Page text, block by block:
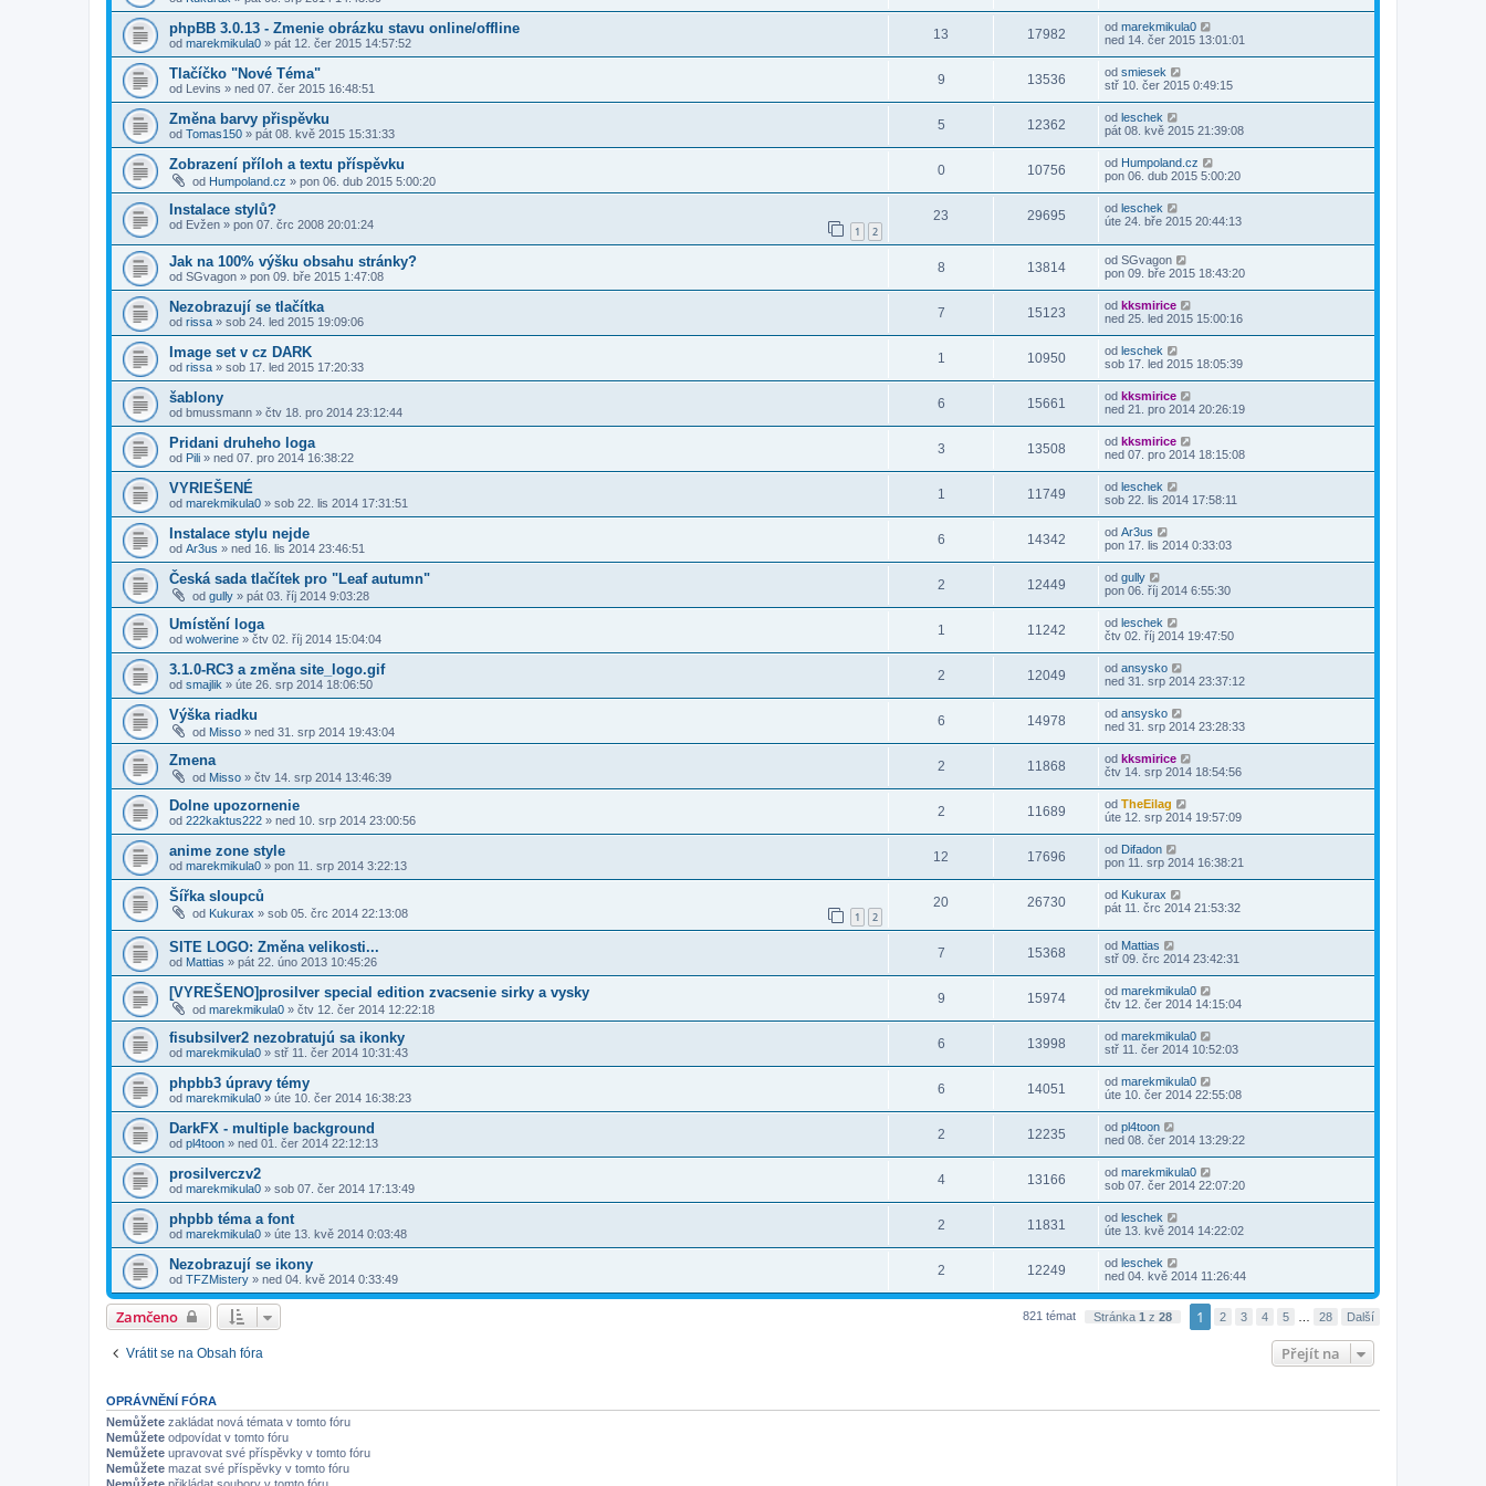
phpBB 3.0.13 - Zmenie obrázku stavu online/offline
od marekmikula0 » pát 12. čer 2015 14:57:52
13 17982 od marekmikula0
ned 14. čer 2015 13:01:01
Tlačíčko "Nové Téma"
od Levins » ned 07. čer 2015 16:48:51
9 13536 od smiesek
stř 10. čer 2015 0:49:15
Změna barvy přispěvku
od Tomas150 » pát 08. kvě 2015 15:31:33
5 12362 od leschek
pát 08. kvě 2015 21:39:08
Zobrazení příloh a textu příspěvku
od Humpoland.cz » pon 06. dub 2015 5:00:20
0 10756 od Humpoland.cz
pon 06. dub 2015 5:00:20
Instalace stylů?
od Evžen » pon 07. črc 2008 20:01:24 1 2
23 29695 od leschek
úte 24. bře 2015 20:44:13
Jak na 100% výšku obsahu stránky?
od SGvagon » pon 09. bře 2015 1:47:08
8 13814 od SGvagon
pon 09. bře 2015 18:43:20
Nezobrazují se tlačítka
od rissa » sob 24. led 2015 19:09:06
7 15123 od kksmirice
ned 25. led 2015 15:00:16
Image set v cz DARK
od rissa » sob 17. led 2015 17:20:33
1 10950 od leschek
sob 17. led 2015 18:05:39
šablony
od bmussmann » čtv 18. pro 2014 23:12:44
6 15661 od kksmirice
ned 21. pro 2014 20:26:19
Pridani druheho loga
od Pili » ned 07. pro 2014 16:38:22
3 13508 od kksmirice
ned 07. pro 2014 18:15:08
VYRIEŠENÉ
od marekmikula0 » sob 22. lis 2014 17:31:51
1 11749 od leschek
sob 22. lis 2014 17:58:11
Instalace stylu nejde
od Ar3us » ned 16. lis 2014 23:46:51
6 14342 od Ar3us
pon 17. lis 2014 0:33:03
Česká sada tlačítek pro "Leaf autumn"
od gully » pát 03. říj 2014 9:03:28
2 12449 od gully
pon 06. říj 2014 6:55:30
Umístění loga
od wolwerine » čtv 02. říj 2014 15:04:04
1 11242 od leschek
čtv 02. říj 2014 19:47:50
3.1.0-RC3 a změna site_logo.gif
od smajlik » úte 26. srp 2014 18:06:50
2 12049 od ansysko
ned 31. srp 2014 23:37:12
Výška riadku
od Misso » ned 31. srp 2014 19:43:04
6 14978 od ansysko
ned 31. srp 2014 23:28:33
Zmena
od Misso » čtv 14. srp 2014 13:46:39
2 11868 od kksmirice
čtv 14. srp 2014 18:54:56
Dolne upozornenie
od 222kaktus222 » ned 10. srp 2014 23:00:56
2 11689 od TheEilag
úte 12. srp 2014 19:57:09
anime zone style
od marekmikula0 » pon 11. srp 2014 3:22:13
12 17696 od Difadon
pon 11. srp 2014 16:38:21
Šířka sloupců
od Kukurax » sob 05. črc 2014 22:13:08 1 2
20 26730 od Kukurax
pát 11. črc 2014 21:53:32
SITE LOGO: Změna velikosti...
od Mattias » pát 22. úno 2013 10:45:26
7 15368 od Mattias
stř 09. črc 2014 23:42:31
[VYREŠENO]prosilver special edition zvacsenie sirky a vysky
od marekmikula0 » čtv 12. čer 2014 12:22:18
9 15974 od marekmikula0
čtv 12. čer 2014 14:15:04
fisubsilver2 nezobratujú sa ikonky
od marekmikula0 » stř 11. čer 2014 10:31:43
6 13998 od marekmikula0
stř 11. čer 2014 10:52:03
phpbb3 úpravy témy
od marekmikula0 » úte 10. čer 2014 16:38:23
6 14051 od marekmikula0
úte 10. čer 2014 22:55:08
DarkFX - multiple background
od pl4toon » ned 01. čer 2014 22:12:13
2 12235 od pl4toon
ned 08. čer 2014 13:29:22
prosilverczv2
od marekmikula0 » sob 07. čer 2014 17:13:49
4 13166 od marekmikula0
sob 07. čer 2014 22:07:20
phpbb téma a font
od marekmikula0 » úte 13. kvě 2014 0:03:48
2 11831 od leschek
úte 13. kvě 2014 14:22:02
Nezobrazují se ikony
od TFZMistery » ned 04. kvě 2014 0:33:49
2 12249 od leschek
ned 04. kvě 2014 11:26:44
Zamčeno 821 témat Stránka 1 z 28 1 2 3 4 5 28 Další
Vrátit se na Obsah fóra Přejít na
OPRÁVNĚNÍ FÓRA
Nemůžete zakládat nová témata v tomto fóru
Nemůžete odpovídat v tomto fóru
Nemůžete upravovat své příspěvky v tomto fóru
Nemůžete mazat své příspěvky v tomto fóru